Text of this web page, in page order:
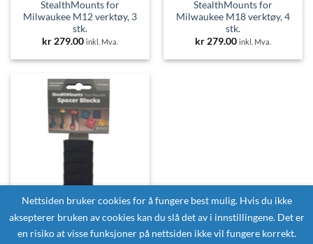
StealthMounts for
Milwaukee M12 verktøy, 3
stk.
kr 279.00 inkl. Mva.
StealthMounts for
Milwaukee M18 verktøy, 4
stk.
kr 279.00 inkl. Mva.
StealthMounts Spacer for
Nettsiden bruker cookies for å fungere best mulig. Hvis du ikke
aksepterer bruken av cookies kan du slå det av i innstillingene. Det er
en risiko at visse funksjoner på nettsiden ikke vil fungere korrekt.